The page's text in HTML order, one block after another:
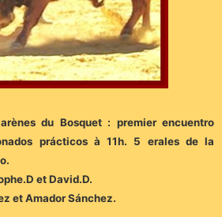
du Bosquet : premier encuentro
prácticos à 11h. 5 erales de la
et David.D.
et Amador Sánchez.